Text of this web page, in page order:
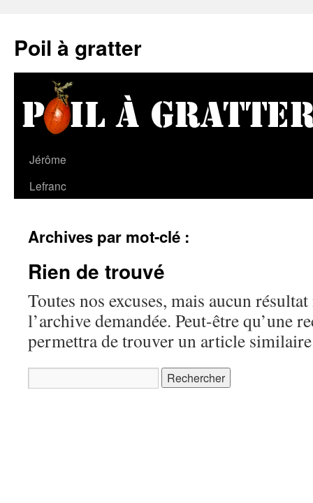
Poil à gratter
Jérôme
Lefranc
Archives par mot-clé :
Rien de trouvé
Toutes nos excuses, mais aucun
l’archive demandée. Peut-être qu’une
permettra de trouver un article